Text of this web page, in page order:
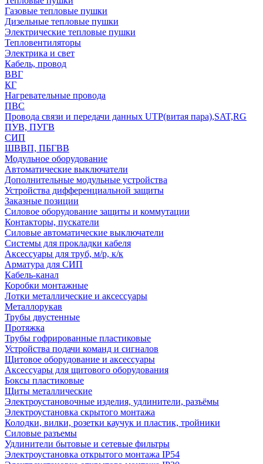
Газовые тепловые пушки
Дизельные тепловые пушки
Электрические тепловые пушки
Тепловентиляторы
Электрика и свет
Кабель, провод
ВВГ
КГ
Нагревательные провода
ПВС
Провода связи и передачи данных UTP(витая пара),SAT,RG
ПУВ, ПУГВ
СИП
ШВВП, ПБГВВ
Модульное оборудование
Автоматические выключатели
Дополнительные модульные устройства
Устройства дифференциальной защиты
Заказные позиции
Силовое оборудование защиты и коммутации
Контакторы, пускатели
Силовые автоматические выключатели
Системы для прокладки кабеля
Аксессуары для труб, м/р, к/к
Арматура для СИП
Кабель-канал
Коробки монтажные
Лотки металлические и аксессуары
Металлорукав
Трубы двустенные
Протяжка
Трубы гофрированные пластиковые
Устройства подачи команд и сигналов
Щитовое оборудование и аксессуары
Аксессуары для щитового оборудования
Боксы пластиковые
Щиты металлические
Электроустановочные изделия, удлинители, разъёмы
Электроустановка скрытого монтажа
Колодки, вилки, розетки каучук и пластик, тройники
Силовые разъемы
Удлинители бытовые и сетевые фильтры
Электроустановка открытого монтажа IP54